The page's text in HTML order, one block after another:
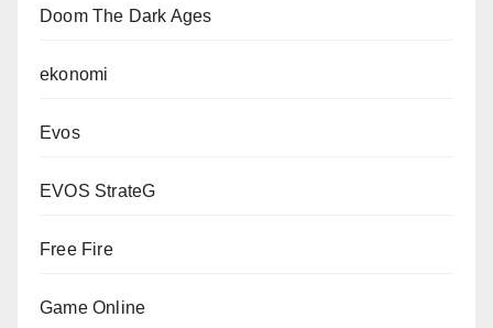
Doom The Dark Ages
ekonomi
Evos
EVOS StrateG
Free Fire
Game Online